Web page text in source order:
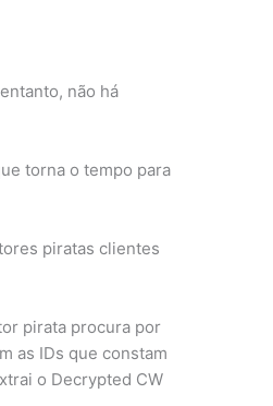
não há
torna o tempo para
piratas clientes
pirata procura por
as IDs que constam
o Decrypted CW